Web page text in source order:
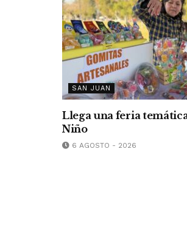
SAN JUAN
Llega una feria
Niño
6 AGOSTO - 2026